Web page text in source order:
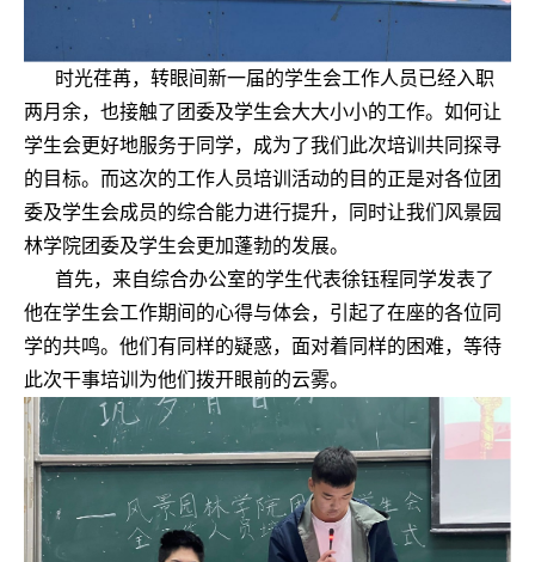
时光荏苒， 转眼间新一届的学生会工作人员已经入职
两月余， 也接触了团委及学生会大大小小的工作。如何让
学生会更好地服务于同学， 成为了我们此次培训共同探寻
的目标。而这次的工作人员培训活动的目的正是对各位团
委及学生会成员的综合能力进行提升，
同时让我们风景园
林学院团委及学生会更加蓬勃的发展。
首先， 来自综合办公室的学生代表徐钰程同学发表了
他在学生会工作期间的心得与体会， 引起了在座的各位同
学的共鸣。他们有同样的疑惑， 面对着同样的困难， 等待
此次干事培训为他们拨开眼前的云雾。